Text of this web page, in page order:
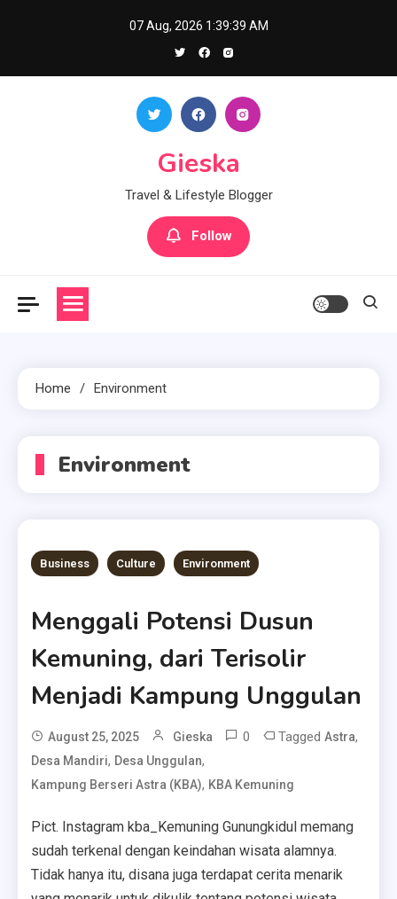
07 Aug, 2026 1:39:40 AM
Gieska
Travel & Lifestyle Blogger
Follow
Home Environment
Environment
Business Culture Environment
Menggali Potensi Dusun
Kemuning, dari Terisolir
Menjadi Kampung Unggulan
August 25, 2025 Gieska 0 TaggedAstra,
Desa Mandiri, Desa Unggulan,
Kampung Berseri Astra (KBA), KBA Kemuning
Pict. Instagram kba_Kemuning Gunungkidul memang
sudah terkenal dengan keindahan wisata alamnya.
Tidak hanya itu, disana juga terdapat cerita menarik